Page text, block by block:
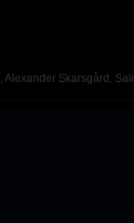
, Alexander Skarsgård ,